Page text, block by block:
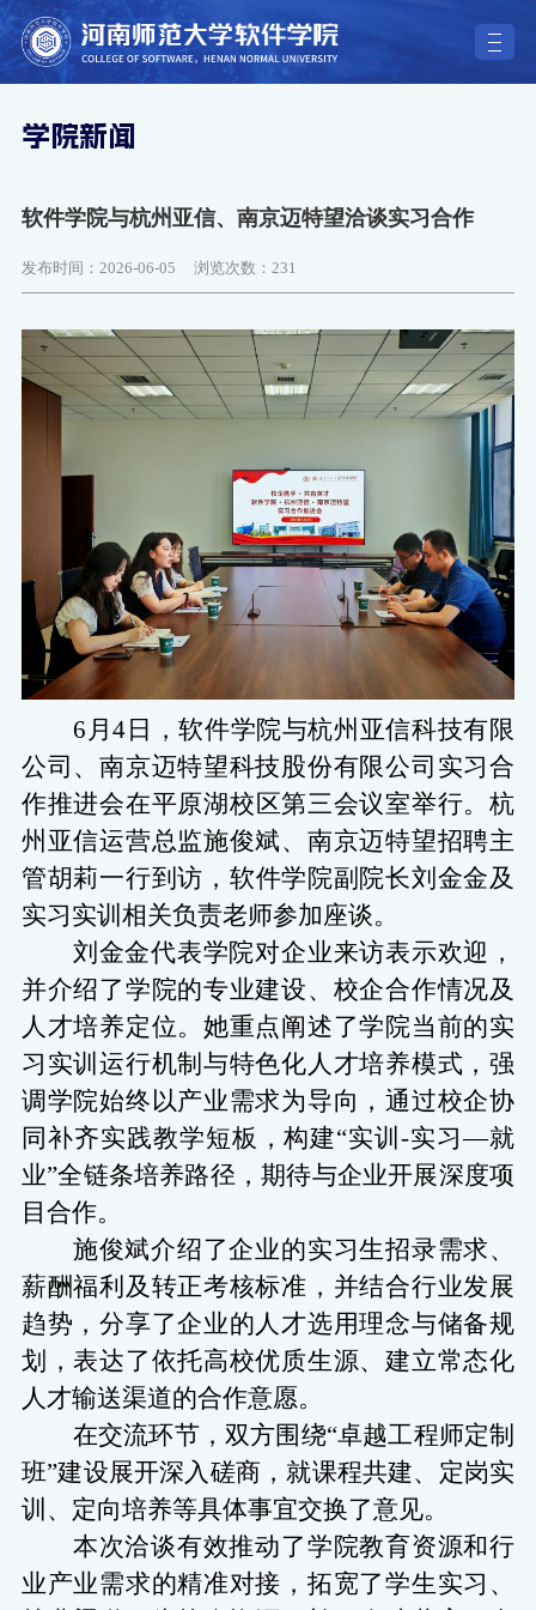
学院新闻
软件学院与杭州亚信、南京迈特望洽谈实习合作
发布时间：2026-06-05 浏览次数： 231
6月4日，软件学院与杭州亚信科技有限
公司、南京迈特望科技股份有限公司实习合
作推进会在平原湖校区第三会议室举行。杭
州亚信运营总监施俊斌、南京迈特望招聘主
管胡莉一行到访，软件学院副院长刘金金及
实习实训相关负责老师参加座谈。
刘金金代表学院对企业来访表示欢迎，
并介绍了学院的专业建设、 校企合作情况及
人才培养定位。她重点阐述了学院当前的实
习实训运行机制与特色化人才培养模式，强
调学院始终以产业需求为导向，通过校企协
同补齐实践教学短板，构建“实训-实习—就
业”全链条培养路径，期待与企业开展深度项
目合作。
施俊斌介绍了企业的实习生招录需求、
薪酬福利及转正考核标准，并结合行业发展
趋势，分享了企业的人才选用理念与储备规
划，表达了依托高校优质生源、建立常态化
人才输送渠道的合作意愿。
在交流环节，双方围绕“卓越工程师定制
班”建设展开深入磋商，就课程共建、 定岗实
训、定向培养等具体事宜交换了意见。
本次洽谈有效推动了学院教育资源和行
业产业需求的精准对接，拓宽了学生实习 、